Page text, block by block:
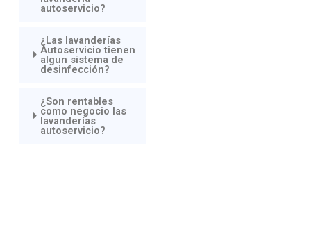
autoservicio?
¿Las lavanderías
Autoservicio tienen
algun sistema de
desinfección?
¿Son rentables
como negocio las
lavanderías
autoservicio?